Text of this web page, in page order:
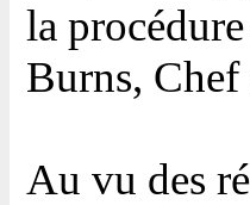
la
Burns,
Au vu des